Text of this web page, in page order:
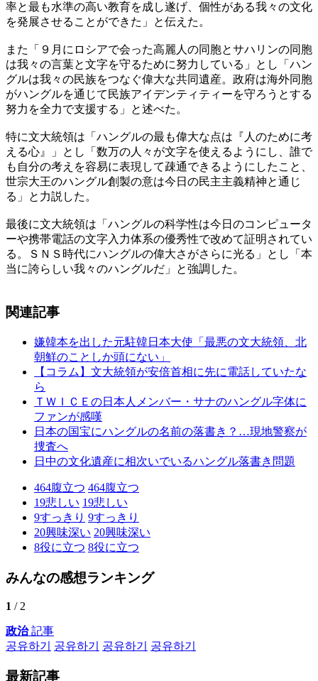
率と最も水準の高い教育を成し遂げ、個性がある我々の文化
を発展させることができた」と伝えた。
また「９月にロシアで会った高麗人の同胞とサハリンの同胞
は我々の言葉と文字を守るために努力している」とし「ハン
グルは我々の民族をつなぐ偉大な共同遺産。政府は海外同胞
がハングルを通じて民族アイデンティティーを守ろうとする
努力を全力で支援する」と述べた。
特に文大統領は「ハングルの最も偉大な点は『人のために考
える心』」とし「数万の人々が文字を使えるようにし、誰で
も自分の考えを容易に表現して疎通できるようにしたこと、
世宗大王のハングル創製の意は今日の民主主義精神と通じ
る」と力説した。
最後に文大統領は「ハングルの科学性は今日のコンピュータ
ーや携帯電話の文字入力体系の優秀性で改めて証明されてい
る。ＳＮＳ時代にハングルの偉大さがさらに光る」とし「本
当に誇らしい我々のハングルだ」と強調した。
関連記事
嫌韓本を出した元駐韓日本大使「最悪の文大統領、北
朝鮮のことしか頭にない」
【コラム】文大統領が安倍首相に先に電話していたな
ら
ＴＷＩＣＥの日本人メンバー・サナのハングル字体に
ファンが感嘆
日本の国宝にハングルの名前の落書き？…現地警察が
捜査へ
日中の文化遺産に相次いでいるハングル落書き問題
464腹立つ 464腹立つ
19悲しい 19悲しい
9すっきり 9すっきり
20興味深い 20興味深い
8役に立つ 8役に立つ
みんなの感想ランキング
1 / 2
政治記事
공유하기
공유하기 공유하기 공유하기
最新記事